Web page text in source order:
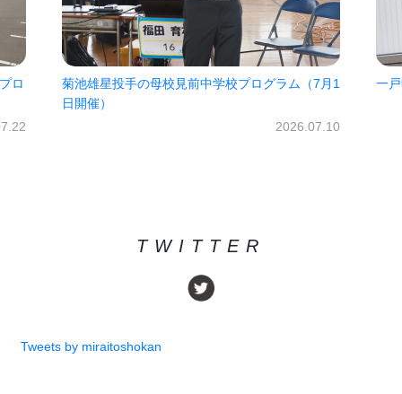
月1
一戸中未来パスポート2026!!
㈱
TWITTER
Tweets by miraitoshokan